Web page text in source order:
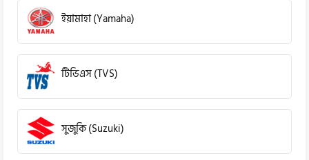
ইয়ামাহা (Yamaha)
টিভিএস (TVS)
সুজুকি (Suzuki)